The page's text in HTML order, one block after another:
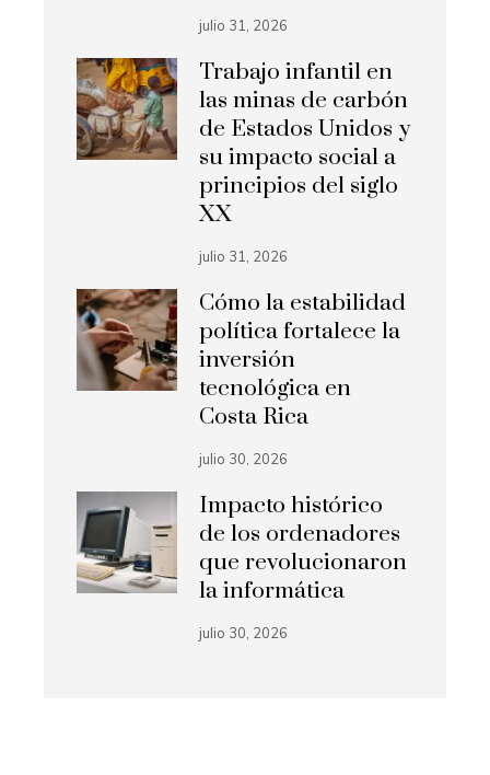
julio 31, 2026
Trabajo infantil en
las minas de carbón
de Estados Unidos y
su impacto social a
principios del siglo
XX
julio 31, 2026
Cómo la estabilidad
política fortalece la
inversión
tecnológica en
Costa Rica
julio 30, 2026
Impacto histórico
de los ordenadores
que revolucionaron
la informática
julio 30, 2026